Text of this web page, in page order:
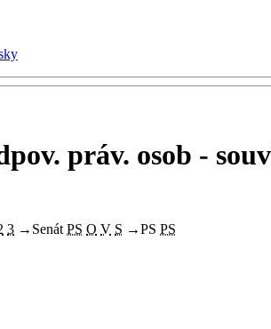
práv. osob -
3 → Senát PS O V S →PS PS